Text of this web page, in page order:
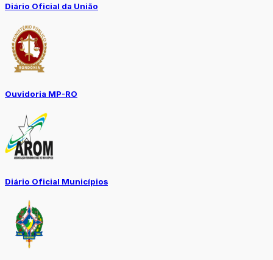
Diário Oficial da União
Ouvidoria MP-RO
Diário Oficial Municípios